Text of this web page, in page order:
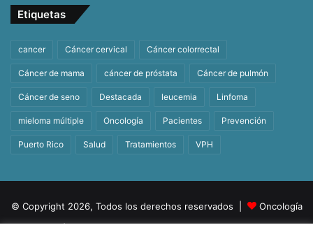
Etiquetas
cancer Cáncer cervical Cáncer colorrectal
Cáncer de mama cáncer de próstata Cáncer de pulmón
Cáncer de seno Destacada leucemia Linfoma
mieloma múltiple Oncología Pacientes Prevención
Puerto Rico Salud Tratamientos VPH
© Copyright 2026, Todos los derechos reservados |
Oncología